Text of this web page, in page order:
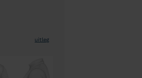
uitleg